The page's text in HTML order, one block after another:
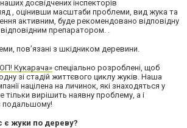
досвідчених інспекторів
, оцінивши масштаби проблеми, вид жука та
активним, буде рекомендовано відповідну
препаратором. .
пов’язані з шкідником деревини.
Кукарача» спеціально розроблені, щоб
зі стадій життєвого циклу жуків. Наша
націлена на личинок, які знаходяться у
тільки вирішить наявну проблему, а і
подальшому!
є жуки по дереву?